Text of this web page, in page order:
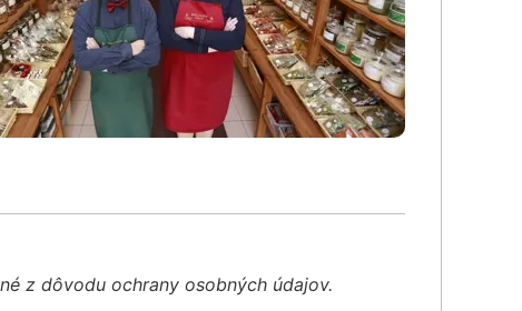
z dôvodu ochrany osobných údajov.